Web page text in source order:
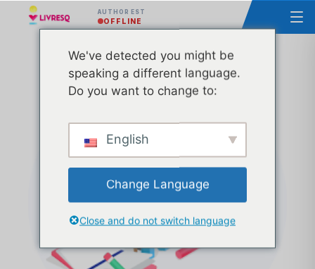
AUTHOR EST
OFFLINE
ENTERPRISE PREMIUM Abonnement annuel
We've detected you might be
speaking a different language.
Do you want to change to:
English
Change Language
Close and do not switch language